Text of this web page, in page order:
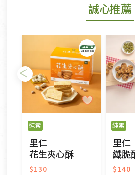
若您購買的商品有下列「不適用
形者，除商品瑕疵以外，恕不接受
依消保法之規定提供該商品七天
日)的服務，原則上若商品未經
瑕疵)，一般皆可申請退換貨。
不適用七天鑑賞期商品：
以數位或電磁紀錄形式儲存之商
之商品、以及性質上無法或不適
CD、VCD、DVD、電腦軟體，
接受原片換新。
衣飾鞋類-如T恤，如於送達後水
美容保養用品、內衣褲、襪子、
誠心推薦
純素
里仁
花生夾心酥
$130
純素
里仁
纖脆
$140